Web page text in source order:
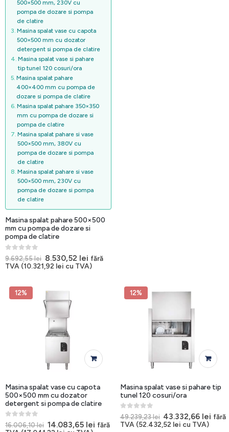
500×500 mm, 230V cu
pompa de dozare si pompa
de clatire
Masina spalat vase cu capota
500×500 mm cu dozator
detergent si pompa de clatire
Masina spalat vase si pahare
tip tunel 120 cosuri/ora
Masina spalat pahare
400×400 mm cu pompa de
dozare si pompa de clatire
Masina spalat pahare 350×350
mm cu pompa de dozare si
pompa de clatire
Masina spalat pahare si vase
500×500 mm, 380V cu
pompa de dozare si pompa
de clatire
Masina spalat pahare si vase
500×500 mm, 230V cu
pompa de dozare si pompa
de clatire
Masina spalat pahare 500×500
mm cu pompa de dozare si
pompa de clatire
0 out of 5
9.692,55lei Prețul
inițial
9.692,55 lei.
8.530,52 leiPrețul
curent
fără
TVA (10.321,92 lei cu TVA)
12%
Masina spalat vase cu capota
500×500 mm cu dozator
detergent si pompa de clatire
0out of 5
16.006,10lei Prețul
14.083,65 leiPrețul
fără
12%
Masina spalat vase si pahare tip
tunel 120 cosuri/ora
0 out of 5
49.239,23lei Prețul
inițial
43.332,66 lei fără
TVA (52.432,52 lei cu TVA)